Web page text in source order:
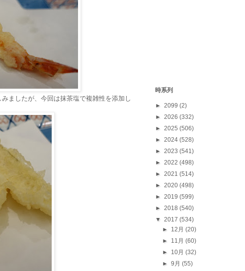
ましたが、今回は抹茶塩で複雑性を添加し
時系列
► 2099 (2)
► 2026 (332)
► 2025 (506)
► 2024 (528)
► 2023 (541)
► 2022 (498)
► 2021 (514)
► 2020 (498)
► 2019 (599)
► 2018 (540)
▼ 2017 (534)
► 12月(20)
► 11月(60)
► 10月(32)
►9月(55)